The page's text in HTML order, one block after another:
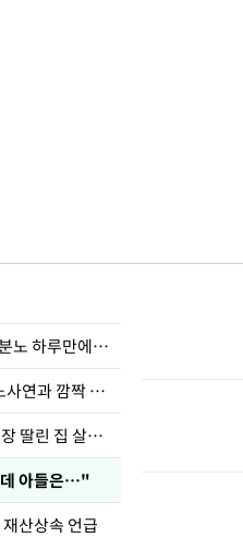
노 하루만에…
김제동, 방송 뜸하더니…이문세·노사연과 깜짝 근황
오지헌 "일타강사 父…100평 수영장 딸린 집 살았다"
데 아들은…"
산상속 언급